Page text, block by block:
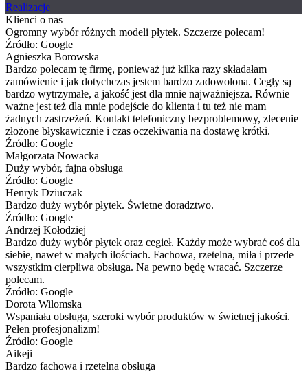
Realizacje
Klienci o nas
Ogromny wybór różnych modeli płytek. Szczerze polecam!
Źródło: Google
Agnieszka Borowska
Bardzo polecam tę firmę, ponieważ już kilka razy składałam
zamówienie i jak dotychczas jestem bardzo zadowolona. Cegły są
bardzo wytrzymałe, a jakość jest dla mnie najważniejsza. Równie
ważne jest też dla mnie podejście do klienta i tu też nie mam
żadnych zastrzeżeń. Kontakt telefoniczny bezproblemowy, zlecenie
złożone błyskawicznie i czas oczekiwania na dostawę krótki.
Źródło: Google
Małgorzata Nowacka
Duży wybór, fajna obsługa
Źródło: Google
Henryk Dziuczak
Bardzo duży wybór płytek. Świetne doradztwo.
Źródło: Google
Andrzej Kołodziej
Bardzo duży wybór płytek oraz cegieł. Każdy może wybrać coś dla
siebie, nawet w małych ilościach. Fachowa, rzetelna, miła i przede
wszystkim cierpliwa obsługa. Na pewno będę wracać. Szczerze
polecam.
Źródło: Google
Dorota Wilomska
Wspaniała obsługa, szeroki wybór produktów w świetnej jakości.
Pełen profesjonalizm!
Źródło: Google
Aikeji
Bardzo fachowa i rzetelna obsługa